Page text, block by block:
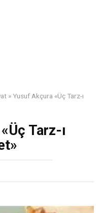
»Yusuf Akçura «Üç Tarz-ı
Tarz-ı